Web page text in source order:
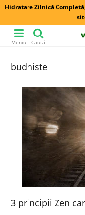
Hidratare Zilnică
Meniu Caută
budhiste
3 principii Zen